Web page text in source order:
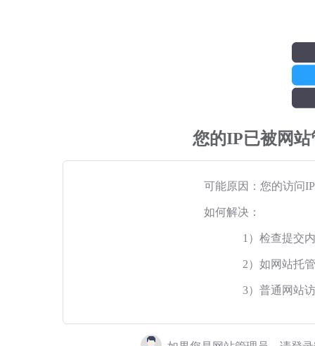
您的IP已被网
可能原因：您的访问
如何解决：
1）检查提交
2）如网站托
3）普通网站